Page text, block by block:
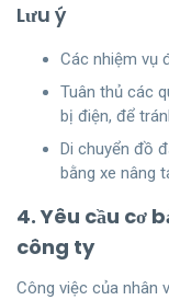
Lưu ý
Các nhiệm vụ
Tuân thủ các
bị điện, để
Di chuyển đồ
bằng xe nâng
4. Yêu cầu cơ
công ty
Công việc của nhân